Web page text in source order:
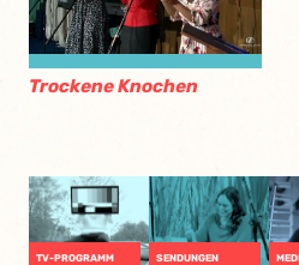
Trockene Knochen
TV-PROGRAMM SENDUNGEN